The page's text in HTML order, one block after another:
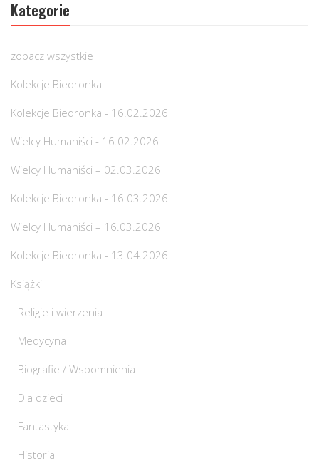
Kategorie
zobacz wszystkie
Kolekcje Biedronka
Kolekcje Biedronka - 16.02.2026
Wielcy Humaniści - 16.02.2026
Wielcy Humaniści – 02.03.2026
Kolekcje Biedronka - 16.03.2026
Wielcy Humaniści – 16.03.2026
Kolekcje Biedronka - 13.04.2026
Książki
Religie i wierzenia
Medycyna
Biografie / Wspomnienia
Dla dzieci
Fantastyka
Historia